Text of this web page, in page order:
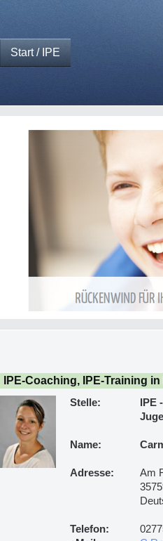
Start / IPE
IPE-Coaching, IPE-Training
Stelle:
Name:
Adresse:
Telefon:
Am